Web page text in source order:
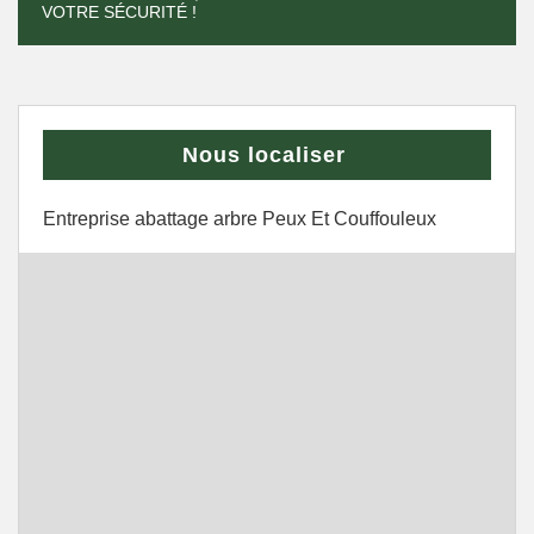
VOTRE SÉCURITÉ !
Nous localiser
Entreprise abattage arbre Peux Et Couffouleux